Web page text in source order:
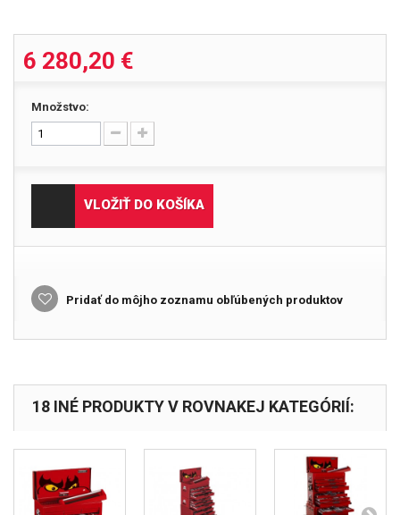
6 280,20 €
Množstvo:
VLOŽIŤ DO KOŠÍKA
Pridať do môjho zoznamu obľúbených produktov
18 INÉ PRODUKTY V ROVNAKEJ KATEGÓRIÍ: